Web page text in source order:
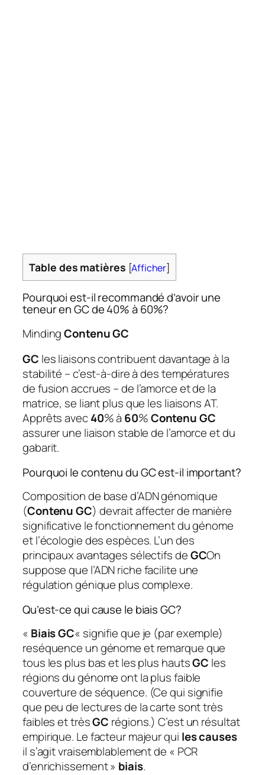
Table des matières [Afficher]
Pourquoi est-il recommandé d’avoir une
teneur en GC de 40% à 60%?
MindingContenu GC
GC les liaisons contribuent davantage à la
stabilité – c’est-à-dire à des températures
de fusion accrues – de l’amorce et de la
matrice, se liant plus que les liaisons AT.
Apprêts avec40% à 60%Contenu GC
assurer une liaison stable de l’amorce et du
gabarit.
Pourquoi le contenu du GC est-il important?
Composition de base d’ADN génomique
(Contenu GC) devrait affecter de manière
significative le fonctionnement du génome
et l’écologie des espèces. L’un des
principaux avantages sélectifs deGCOn
suppose que l’ADN riche facilite une
régulation génique plus complexe.
Qu’est-ce qui cause le biais GC?
« Biais GC« signifie que je (par exemple)
reséquence un génome et remarque que
tous les plus bas et les plus hautsGC les
régions du génome ont la plus faible
couverture de séquence. (Ce qui signifie
que peu de lectures de la carte sont très
faibles et trèsGC régions.) C’est un résultat
empirique. Le facteur majeur qui les causes
il s’agit vraisemblablement de « PCR
d’enrichissement » biais.